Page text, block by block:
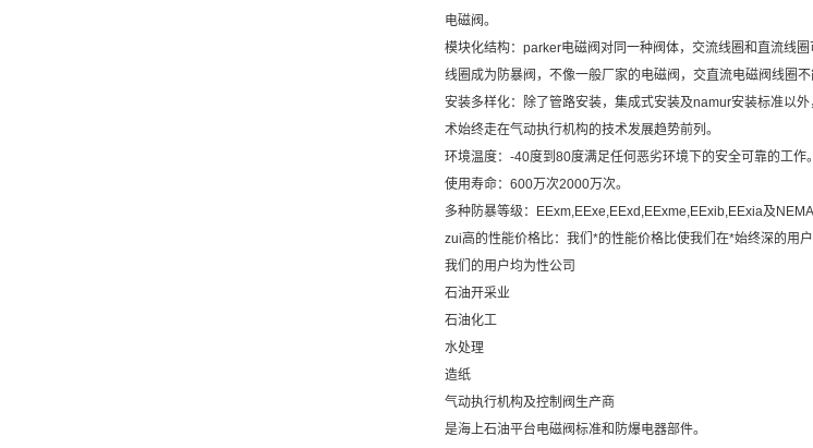
电磁阀。
模块化结构：parker电磁阀对同一种阀体，交流线圈和直流线
线圈成为防暴阀，不像一般厂家的电磁阀，交直流电磁阀线圈
安装多样化：除了管路安装，集成式安装及namur安装标准以
术始终走在气动执行机构的技术发展趋势前列。
环境温度：-40度到80度满足任何恶劣环境下的安全可靠的工作。
使用寿命：600万次2000万次。
多种防暴等级：EExm,EExe,EExd,EExme,EExib,EExia及
zui高的性能价格比：我们*的性能价格比使我们在*始终深的用户
我们的用户均为性公司
石油开采业
石油化工
水处理
造纸
气动执行机构及控制阀生产商
是海上石油平台电磁阀标准和防爆电器部件。